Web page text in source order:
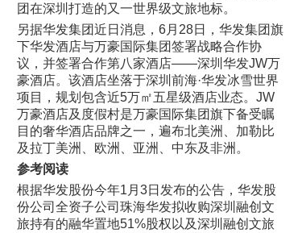
团在深圳打造的又一世界级文旅地标。
另据华发集团近日消息，6月28日，华发集团旗
下华发酒店与万豪国际集团签署战略合作协
议，并签署合作第八家酒店——深圳华发JW万
豪酒店。该酒店坐落于深圳前海·华发冰雪世界
项目，规划包含近5万㎡五星级酒店业态。JW
万豪酒店及度假村是万豪国际集团旗下备受瞩
目的奢华酒店品牌之一，遍布北美洲、加勒比
及拉丁美洲、欧洲、亚洲、中东及非洲。
参考阅读
根据华发股份今年1月3日发布的公告，华发股
份公司全资子公司珠海华发拟收购深圳融创文
旅持有的融华置地51%股权以及深圳融创文旅